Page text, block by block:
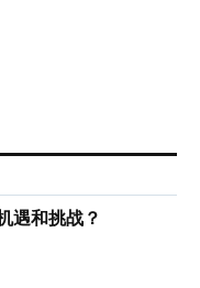
遇和挑战？